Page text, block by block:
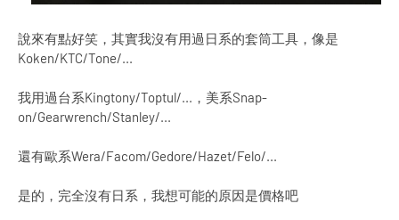
說來有點好笑，其實我沒有用過日系的套筒工具，像是
Koken/KTC/Tone/...
我用過台系Kingtony/Toptul/...，美系Snap-
on/Gearwrench/Stanley/...
還有歐系Wera/Facom/Gedore/Hazet/Felo/...
是的，完全沒有日系，我想可能的原因是價格吧